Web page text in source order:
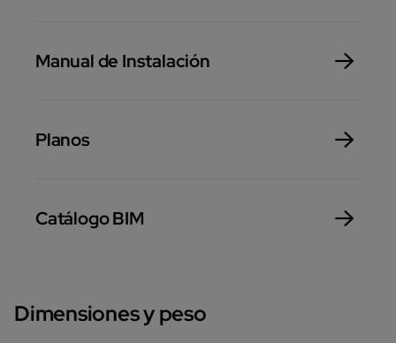
Manual de Instalación
Planos
Catálogo BIM
Dimensiones y peso